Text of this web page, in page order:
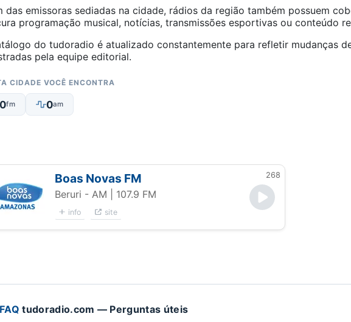
das emissoras sediadas na cidade, rádios da região também possuem
programação musical, notícias, transmissões esportivas ou conteúdo
do tudoradio é atualizado constantemente para refletir mudanças
pela equipe editorial.
CIDADE VOCÊ ENCONTRA
0fm 0am
Boas Novas FM 268
Beruri - AM | 107.9 FM
info site
FAQ tudoradio.com — Perguntas úteis